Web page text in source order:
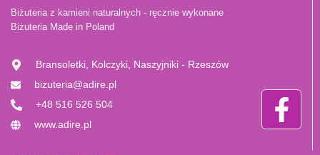
Biżuteria z kamieni naturalnych - ręcznie wykonane
Biżuteria Made in Poland
Bransoletki, Kolczyki, Naszyjniki - Rzeszów
bizuteria@adire.pl
+48 516 526 504
www.adire.pl